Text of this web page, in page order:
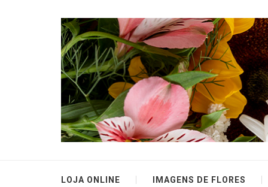
LOJA ONLINE IMAGENS DE FLORES